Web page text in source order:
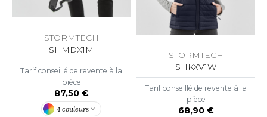
STORMTECH
SHMDX1M
Tarif conseillé de revente à la
pièce
87,50 €
4 couleurs
STORMTECH
SHKXV1W
Tarif conseillé de revente à la
pièce
68,90 €